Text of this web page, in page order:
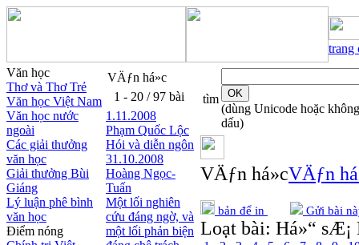
trang
Văn học
Thơ và Thơ Trẻ
Văn học Việt Nam
Văn học nước
ngoài
Các giải thưởng
văn học
Giải thưởng Bùi
Giáng
Lý luận phê bình
văn học
Điểm nóng
VÄƒn há»c
1 - 20 / 97 bài
1.11.2008
Phạm Quốc Lộc
Hói và diễn ngôn
31.10.2008
Hoàng Ngọc-
Tuấn
Một lối nghiên
cứu đáng ngờ, và
một lối phản biện
tìm
(dùng Unicode hoặc không
dấu)
VÄƒn há»cVÄƒn
bản để in Gửi bài
Loạt bài: Há»“ sÆ¡